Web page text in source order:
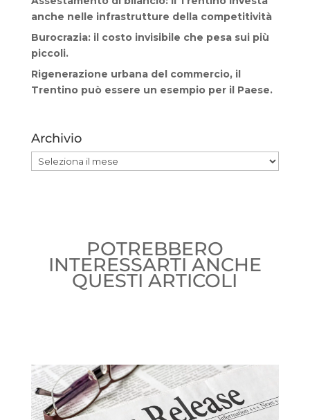
anche nelle infrastrutture della competitività
Burocrazia: il costo invisibile che pesa sui più
piccoli.
Rigenerazione urbana del commercio, il
Trentino può essere un esempio per il Paese.
Archivio
Archivio
POTREBBERO
INTERESSARTI ANCHE
QUESTI ARTICOLI